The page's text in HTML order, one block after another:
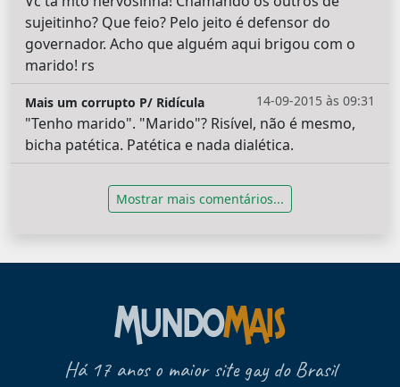
sujeitinho? Que feio? Pelo jeito é defensor do
governador. Acho que alguém aqui brigou com o
marido! rs
14-09-2015 às 09:31
Mais um corrupto P/ Ridícula
"Tenho marido". "Marido"? Risível, não é mesmo,
bicha patética. Patética e nada dialética.
Mostrar mais comentários...
Há 17 anos o maior site gay do Brasil